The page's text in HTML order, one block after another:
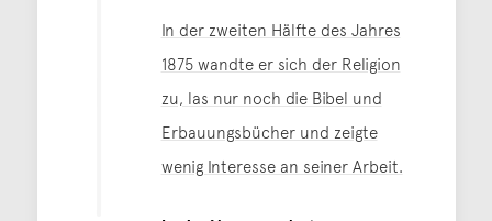
In der zweiten Hälfte des Jahres
1875 wandte er sich der Religion
zu, las nur noch die Bibel und
Erbauungsbücher und zeigte
wenig Interesse an seiner Arbeit.